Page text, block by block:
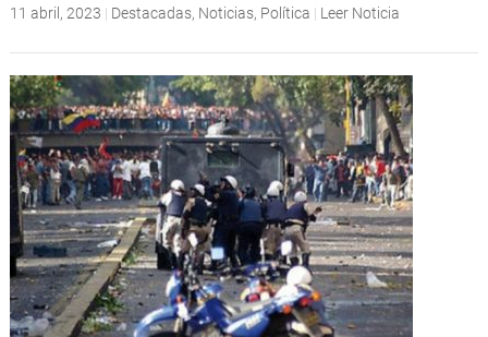
11 abril, 2023 | Destacadas, Noticias, Política | Leer Noticia